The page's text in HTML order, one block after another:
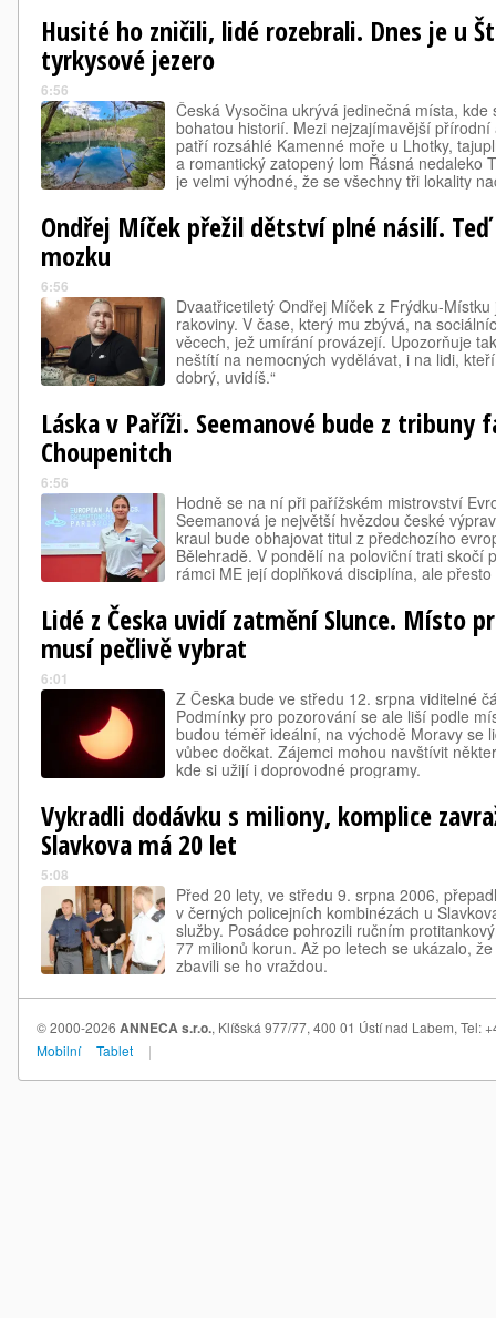
Husité ho zničili, lidé rozebrali. Dnes je u
tyrkysové jezero
6:56
Česká Vysočina ukrývá jedinečná místa,
bohatou historií. Mezi nejzajímavější
patří rozsáhlé Kamenné moře u Lhotky,
a romantický zatopený lom Řásná nedaleko
je velmi výhodné, že se všechny tři lokality
Ondřej Míček přežil dětství plné násilí.
mozku
6:56
Dvaatřicetiletý Ondřej Míček z Frýdku-
rakoviny. V čase, který mu zbývá, na
věcech, jež umírání provázejí. Upozorňuje
neštítí na nemocných vydělávat, i na lidi,
dobrý, uvidíš.“
Láska v Paříži. Seemanové bude z
Choupenitch
6:56
Hodně se na ní při pařížském mistrovství
Seemanová je největší hvězdou české
kraul bude obhajovat titul z předchozího
Bělehradě. V pondělí na poloviční trati skočí
rámci ME její doplňková disciplína, ale
Lidé z Česka uvidí zatmění Slunce. Místo
musí pečlivě vybrat
6:01
Z Česka bude ve středu 12. srpna viditelné
Podmínky pro pozorování se ale liší podle
budou téměř ideální, na východě Moravy se
vůbec dočkat. Zájemci mohou navštívit
kde si užijí i doprovodné programy.
Vykradli dodávku s miliony, komplice
Slavkova má 20 let
5:08
Před 20 lety, ve středu 9. srpna 2006,
v černých policejních kombinézách u
služby. Posádce pohrozili ručním
77 milionů korun. Až po letech se ukázalo,
zbavili se ho vraždou.
© 2000-2026 ANNECA s.r.o., Klíšská 977/77, 400 01 Ústí nad Labem, Tel:
Mobilní
Tablet |